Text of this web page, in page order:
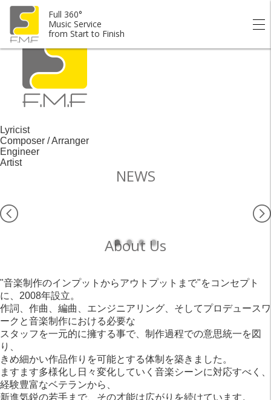
Full 360°
Music Service
from Start to Finish
Full 360° Music Service from Start to Finish.
Lyricist
Composer / Arranger
Engineer
Artist
NEWS
About Us
"音楽制作のインプットからアウトプットまで"をコンセプト
に、2008年設立。
作詞、作曲、編曲、エンジニアリング、そしてプロデュースワ
ークと音楽制作における必要な
スタッフを一元的に擁する事で、制作過程での意思統一を図
り、
きめ細かい作品作りを可能とする体制を築きました。
ますます多様化し日々変化していく音楽シーンに対応すべく、
経験豊富なベテランから、
新進気鋭の若手まで、その才能は広がりを続けています。